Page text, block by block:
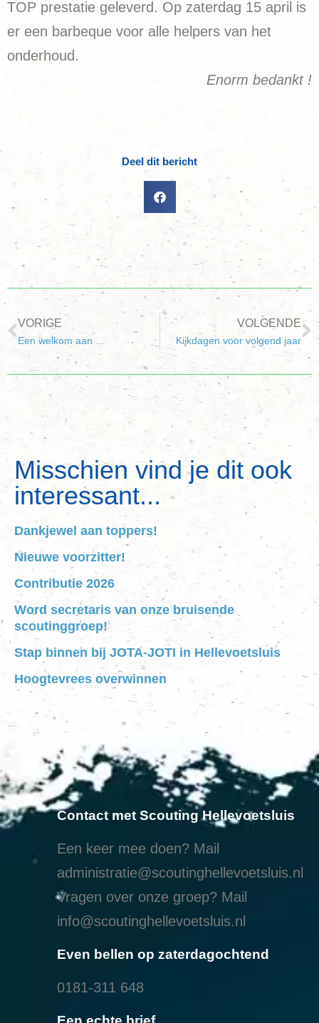
TOP prestatie geleverd. Op zaterdag 15 april is
er een barbeque voor alle helpers van het
onderhoud.
Enorm bedankt !
Deel dit bericht
VORIGE
Een welkom aan …
VOLGENDE
Kijkdagen voor volgend jaar
Misschien vind je dit ook
interessant...
Dankjewel aan toppers!
Nieuwe voorzitter!
Contributie 2026
Word secretaris van onze bruisende
scoutinggroep!
Stap binnen bij JOTA-JOTI in Hellevoetsluis
Hoogtevrees overwinnen
Contact met Scouting Hellevoetsluis
Een keer mee doen? Mail
administratie@scoutinghellevoetsluis.nl
Vragen over onze groep? Mail
info@scoutinghellevoetsluis.nl
Even bellen op zaterdagochtend
0181-311 648